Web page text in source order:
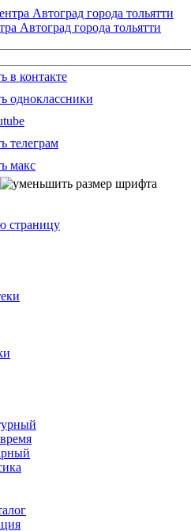
Автоград города тольятти